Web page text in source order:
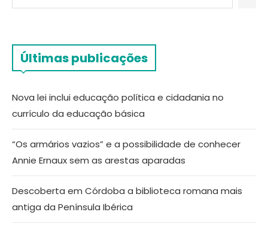
Últimas publicações
Nova lei inclui educação política e cidadania no
currículo da educação básica
“Os armários vazios” e a possibilidade de conhecer
Annie Ernaux sem as arestas aparadas
Descoberta em Córdoba a biblioteca romana mais
antiga da Península Ibérica